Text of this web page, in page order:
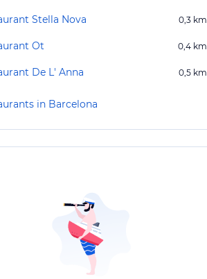
Stella Nova 0,3 km
Ot 0,4 km
De L' Anna 0,5 km
in Barcelona